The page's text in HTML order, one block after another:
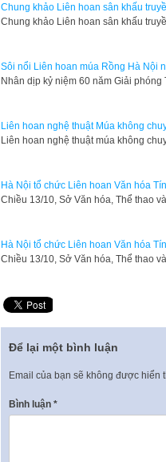
Chung khảo Liên hoan sân khấu
​Chung khảo Liên hoan sân khấu
Sôi nổi Liên hoan múa Rồng Hà Nội
​Nhân dịp kỷ niệm 60 năm Giải
Liên hoan nghệ thuật Múa không
​Liên hoan nghệ thuật múa không
Hà Nội tổ chức Liên hoan Văn hóa
​Chiều 13/10, Sở Văn hóa, Thể thao
Hà Nội tổ chức Liên hoan Văn hóa
​Chiều 13/10, Sở Văn hóa, Thể thao
Để lại một bình luận
Email của bạn sẽ không được hiển
Bình luận *